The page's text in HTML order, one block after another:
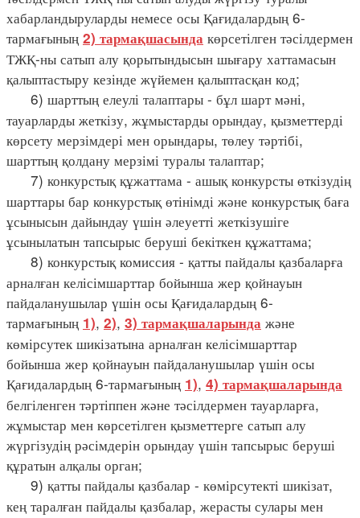
хабарландыруларды немесе осы Қағидалардың 6-
тармағының 2) тармақшасында көрсетілген тәсілдермен
ТЖҚ-ны сатып алу қорытындысын шығару хаттамасын
қалыптастыру кезінде жүйемен қалыптасқан код;
6) шарттың елеулі талаптары - бұл шарт мәні,
тауарларды жеткізу, жұмыстарды орындау, қызметтерді
көрсету мерзімдері мен орындары, төлеу тәртібі,
шарттың қолдану мерзімі туралы талаптар;
7) конкурстық құжаттама - ашық конкурсты өткізудің
шарттары бар конкурстық өтінімді және конкурстық баға
ұсынысын дайындау үшін әлеуетті жеткізушіге
ұсынылатын тапсырыс беруші бекіткен құжаттама;
8) конкурстық комиссия - қатты пайдалы қазбаларға
арналған келісімшарттар бойынша жер қойнауын
пайдаланушылар үшін осы Қағидалардың 6-
тармағының 1), 2), 3) тармақшаларында және
көмірсутек шикізатына арналған келісімшарттар
бойынша жер қойнауын пайдаланушылар үшін осы
Қағидалардың 6-тармағының 1), 4) тармақшаларында
белгіленген тәртіппен және тәсілдермен тауарларға,
жұмыстар мен көрсетілген қызметтерге сатып алу
жүргізудің рәсімдерін орындау үшін тапсырыс беруші
құратын алқалы орган;
9) қатты пайдалы қазбалар - көмірсутекті шикізат,
кең таралған пайдалы қазбалар, жерасты сулары мен